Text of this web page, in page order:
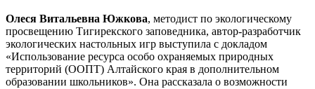
Олеся Витальевна Южкова, методист по экологическому
просвещению Тигирекского заповедника, автор-разработчик
экологических настольных игр выступила с докладом
«Использование ресурса особо охраняемых природных
территорий (ООПТ) Алтайского края в дополнительном
образовании школьников». Она рассказала о возможности